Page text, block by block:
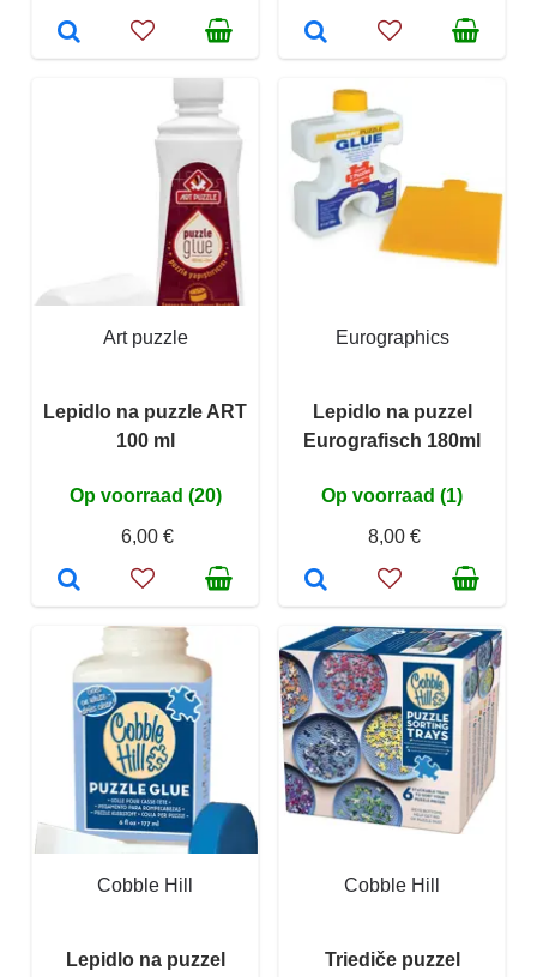
Art puzzle
Lepidlo na puzzle ART
100 ml
Op voorraad (20)
6,00 €
Eurographics
Lepidlo na puzzel
Eurografisch 180ml
Op voorraad (1)
8,00 €
Cobble Hill
Lepidlo na puzzel
Cobble Hill
Triediče puzzel